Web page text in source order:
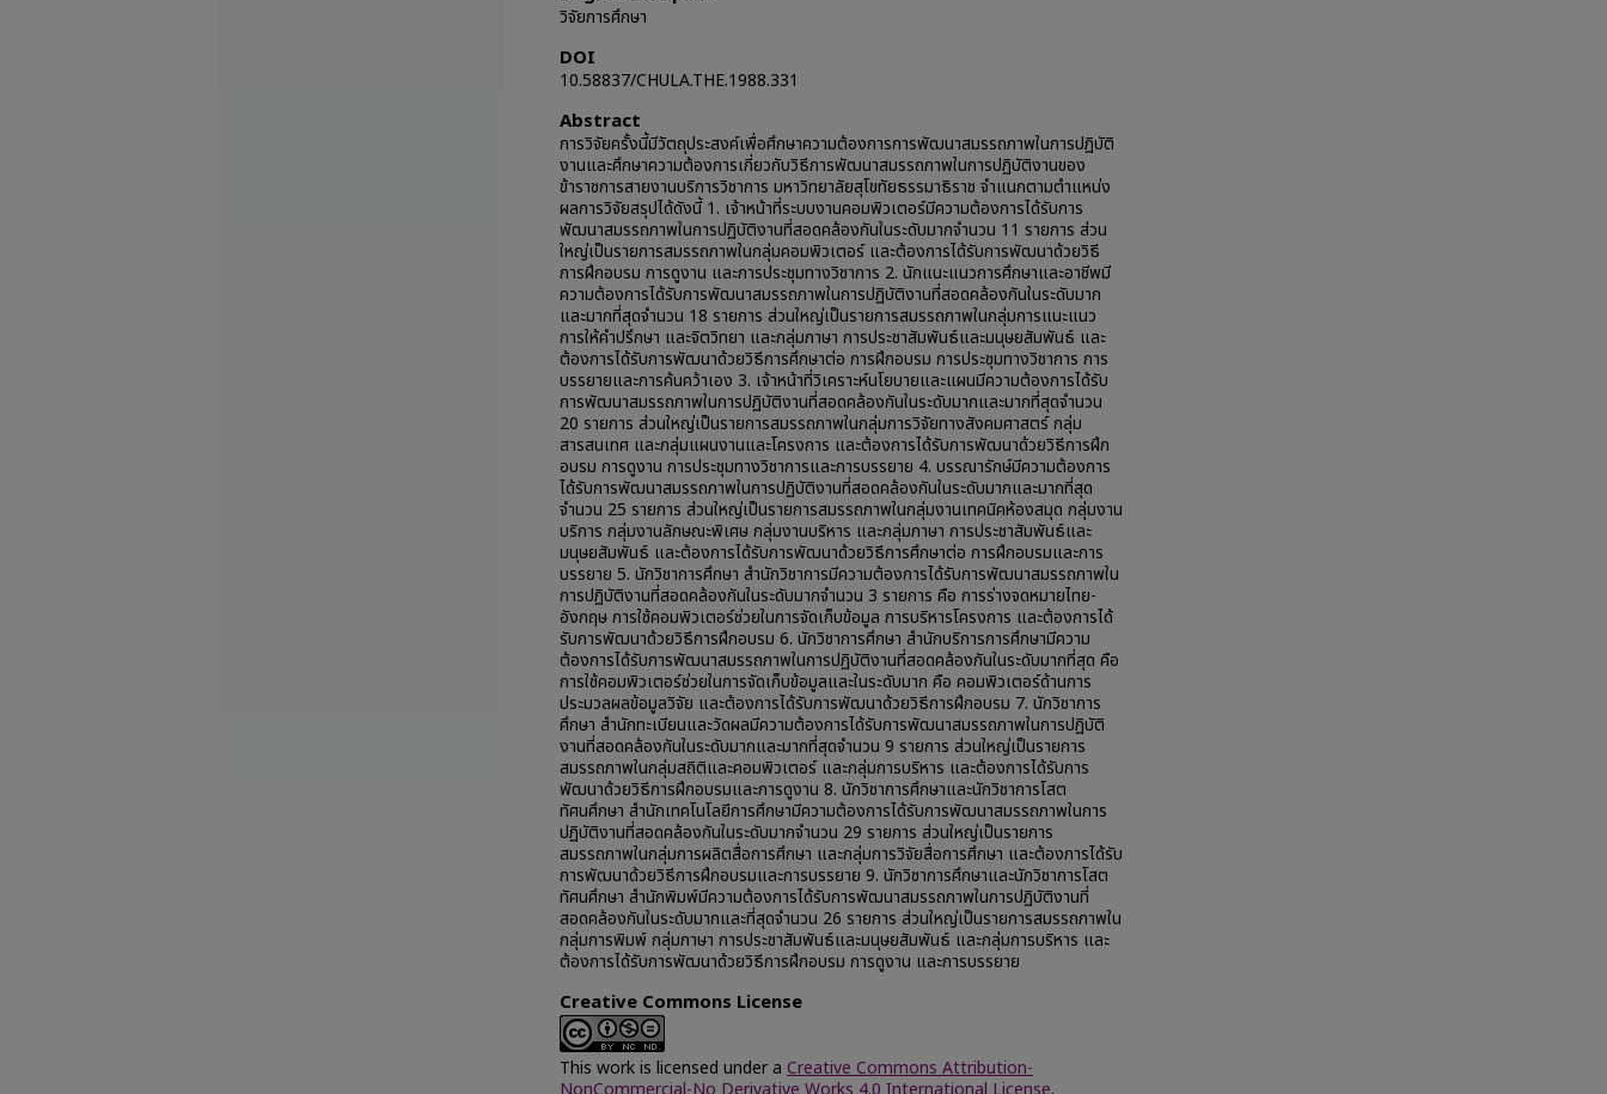
วิจัยการศึกษา
DOI
10.58837/CHULA.THE.1988.331
Abstract
การวิจัยครั้งนี้มีวัตถุประสงค์เพื่อศึกษาความต้องการการพัฒนาสมรรถภาพในการปฏิบัติ
งานและศึกษาความต้องการเกี่ยวกับวิธีการพัฒนาสมรรถภาพในการปฏิบัติงานของ
ข้าราชการสายงานบริการวิชาการ มหาวิทยาลัยสุโขทัยธรรมาธิราช จำแนกตามตำแหน่ง
ผลการวิจัยสรุปได้ดังนี้ 1. เจ้าหน้าที่ระบบงานคอมพิวเตอร์มีความต้องการได้รับการ
พัฒนาสมรรถภาพในการปฏิบัติงานที่สอดคล้องกันในระดับมากจำนวน 11 รายการ ส่วน
ใหญ่เป็นรายการสมรรถภาพในกลุ่มคอมพิวเตอร์ และต้องการได้รับการพัฒนาด้วยวิธี
การฝึกอบรม การดูงาน และการประชุมทางวิชาการ 2. นักแนะแนวการศึกษาและอาชีพมี
ความต้องการได้รับการพัฒนาสมรรถภาพในการปฏิบัติงานที่สอดคล้องกันในระดับมาก
และมากที่สุดจำนวน 18 รายการ ส่วนใหญ่เป็นรายการสมรรถภาพในกลุ่มการแนะแนว
การให้คำปรึกษา และจิตวิทยา และกลุ่มภาษา การประชาสัมพันธ์และมนุษยสัมพันธ์ และ
ต้องการได้รับการพัฒนาด้วยวิธีการศึกษาต่อ การฝึกอบรม การประชุมทางวิชาการ การ
บรรยายและการค้นคว้าเอง 3. เจ้าหน้าที่วิเคราะห์นโยบายและแผนมีความต้องการได้รับ
การพัฒนาสมรรถภาพในการปฏิบัติงานที่สอดคล้องกันในระดับมากและมากที่สุดจำนวน
20 รายการ ส่วนใหญ่เป็นรายการสมรรถภาพในกลุ่มการวิจัยทางสังคมศาสตร์ กลุ่ม
สารสนเทศ และกลุ่มแผนงานและโครงการ และต้องการได้รับการพัฒนาด้วยวิธีการฝึก
อบรม การดูงาน การประชุมทางวิชาการและการบรรยาย 4. บรรณารักษ์มีความต้องการ
ได้รับการพัฒนาสมรรถภาพในการปฏิบัติงานที่สอดคล้องกันในระดับมากและมากที่สุด
จำนวน 25 รายการ ส่วนใหญ่เป็นรายการสมรรถภาพในกลุ่มงานเทคนิคห้องสมุด กลุ่มงาน
บริการ กลุ่มงานลักษณะพิเศษ กลุ่มงานบริหาร และกลุ่มภาษา การประชาสัมพันธ์และ
มนุษยสัมพันธ์ และต้องการได้รับการพัฒนาด้วยวิธีการศึกษาต่อ การฝึกอบรมและการ
บรรยาย 5. นักวิชาการศึกษา สำนักวิชาการมีความต้องการได้รับการพัฒนาสมรรถภาพใน
การปฏิบัติงานที่สอดคล้องกันในระดับมากจำนวน 3 รายการ คือ การร่างจดหมายไทย-
อังกฤษ การใช้คอมพิวเตอร์ช่วยในการจัดเก็บข้อมูล การบริหารโครงการ และต้องการได้
รับการพัฒนาด้วยวิธีการฝึกอบรม 6. นักวิชาการศึกษา สำนักบริการการศึกษามีความ
ต้องการได้รับการพัฒนาสมรรถภาพในการปฏิบัติงานที่สอดคล้องกันในระดับมากที่สุด คือ
การใช้คอมพิวเตอร์ช่วยในการจัดเก็บข้อมูลและในระดับมาก คือ คอมพิวเตอร์ด้านการ
ประมวลผลข้อมูลวิจัย และต้องการได้รับการพัฒนาด้วยวิธีการฝึกอบรม 7. นักวิชาการ
ศึกษา สำนักทะเบียนและวัดผลมีความต้องการได้รับการพัฒนาสมรรถภาพในการปฏิบัติ
งานที่สอดคล้องกันในระดับมากและมากที่สุดจำนวน 9 รายการ ส่วนใหญ่เป็นรายการ
สมรรถภาพในกลุ่มสถิติและคอมพิวเตอร์ และกลุ่มการบริหาร และต้องการได้รับการ
พัฒนาด้วยวิธีการฝึกอบรมและการดูงาน 8. นักวิชาการศึกษาและนักวิชาการโสต
ทัศนศึกษา สำนักเทคโนโลยีการศึกษามีความต้องการได้รับการพัฒนาสมรรถภาพในการ
ปฏิบัติงานที่สอดคล้องกันในระดับมากจำนวน 29 รายการ ส่วนใหญ่เป็นรายการ
สมรรถภาพในกลุ่มการผลิตสื่อการศึกษา และกลุ่มการวิจัยสื่อการศึกษา และต้องการได้รับ
การพัฒนาด้วยวิธีการฝึกอบรมและการบรรยาย 9. นักวิชาการศึกษาและนักวิชาการโสต
ทัศนศึกษา สำนักพิมพ์มีความต้องการได้รับการพัฒนาสมรรถภาพในการปฏิบัติงานที่
สอดคล้องกันในระดับมากและที่สุดจำนวน 26 รายการ ส่วนใหญ่เป็นรายการสมรรถภาพใน
กลุ่มการพิมพ์ กลุ่มภาษา การประชาสัมพันธ์และมนุษยสัมพันธ์ และกลุ่มการบริหาร และ
ต้องการได้รับการพัฒนาด้วยวิธีการฝึกอบรม การดูงาน และการบรรยาย
Creative Commons License
This work is licensed under a Creative Commons Attribution-